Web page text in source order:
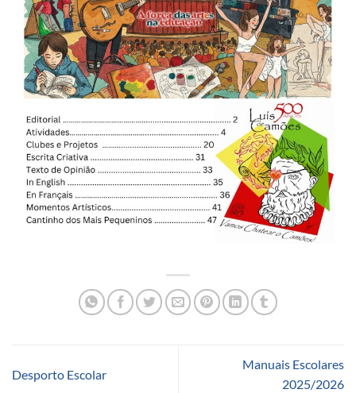
Desporto Escolar
Manuais Escolares
2025/2026